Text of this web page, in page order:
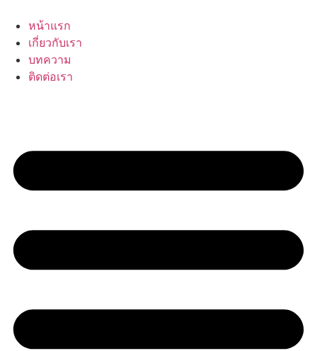
content
หน้าแรก
เกี่ยวกับเรา
บทความ
ติดต่อเรา